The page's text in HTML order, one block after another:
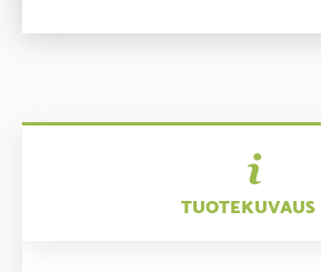
TUOTEKUVAUS